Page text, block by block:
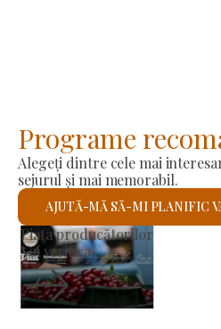
Programe
Alegeți dintre cele mai
sejurul și mai memorabil.
AJUTĂ-MĂ SĂ-MI PLANIFIC
Biserica romano-catolică
Voi verifica